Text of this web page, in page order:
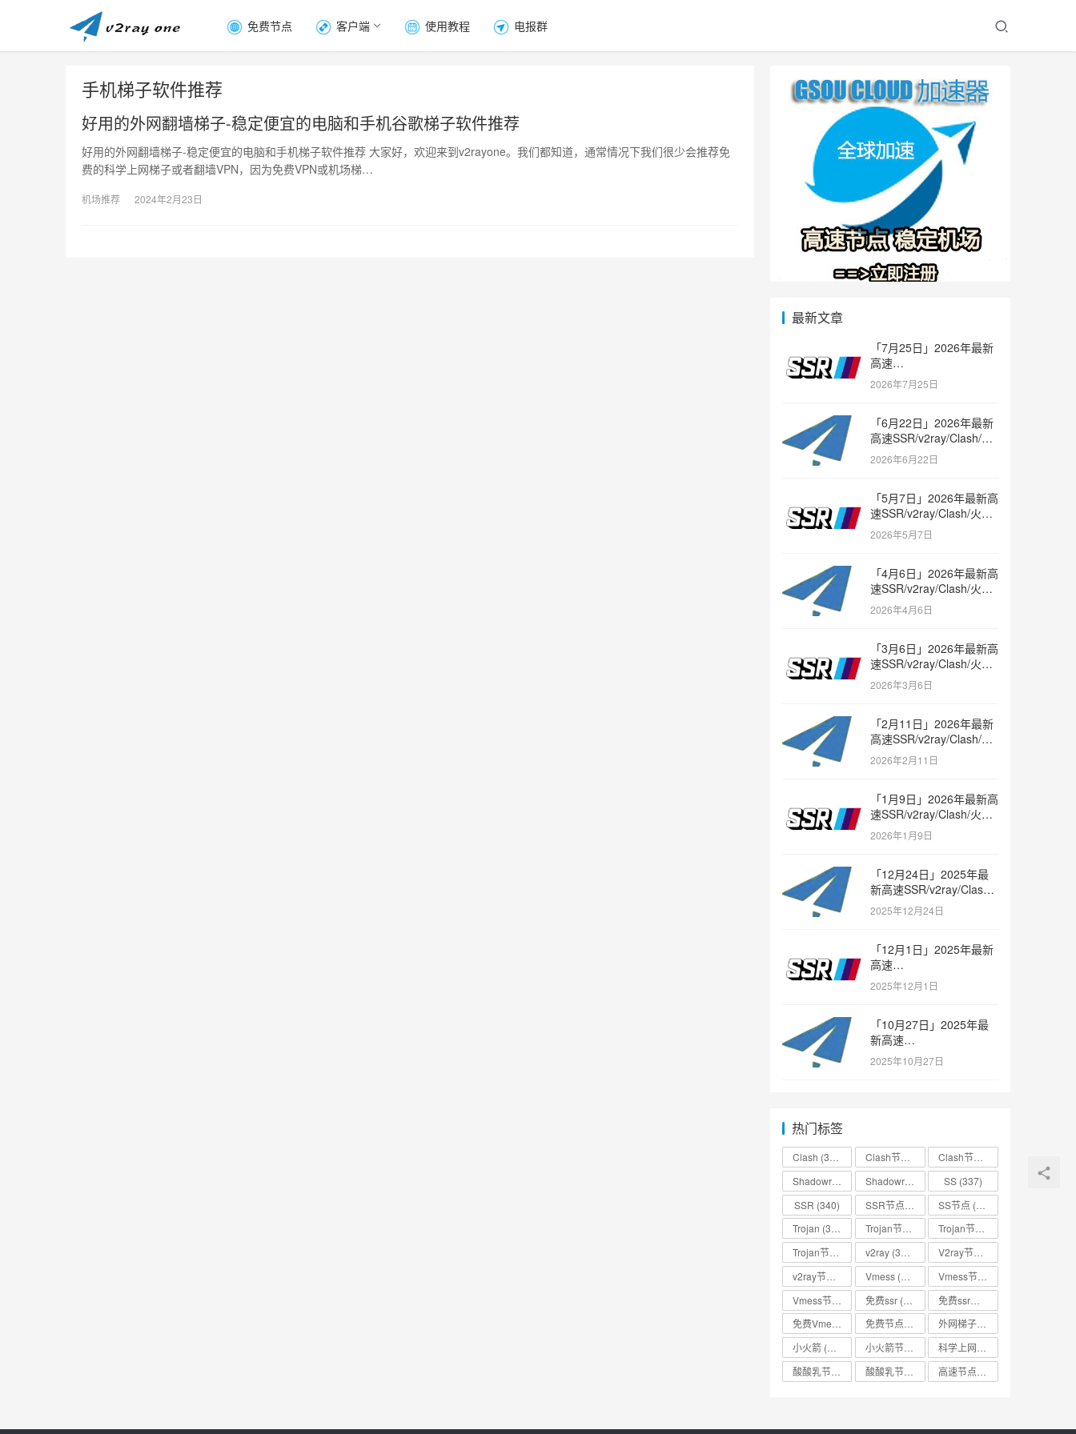
免费节点 客户端 使用教程 电报群
手机梯子软件推荐
好用的外网翻墙梯子-稳定便宜的电脑和手机谷歌梯子软件推荐
好用的外网翻墙梯子-稳定便宜的电脑和手机梯子软件推荐 大家好，欢迎来到v2rayone。我们都知道，通常情况下我们很少会推荐免
费的科学上网梯子或者翻墙VPN，因为免费VPN或机场梯…
机场推荐 2024年2月23日
最新文章
「7月25日」2026年最新
高速
SSR/v2ray/Clash/trojan
节点免费分享
2026年7月25日
「6月22日」2026年最新
高速SSR/v2ray/Clash/火
箭节点免费分享
2026年6月22日
「5月7日」2026年最新高
速SSR/v2ray/Clash/火箭
节点免费分享
2026年5月7日
「4月6日」2026年最新高
速SSR/v2ray/Clash/火箭
节点免费分享
2026年4月6日
「3月6日」2026年最新高
速SSR/v2ray/Clash/火箭
节点免费分享
2026年3月6日
「2月11日」2026年最新
高速SSR/v2ray/Clash/火
箭节点免费分享
2026年2月11日
「1月9日」2026年最新高
速SSR/v2ray/Clash/火箭
节点免费分享
2026年1月9日
「12月24日」2025年最
新高速SSR/v2ray/Clash/
火箭节点免费分享
2025年12月24日
「12月1日」2025年最新
高速
SSR/v2ray/Clash/trojan
节点免费分享
2025年12月1日
「10月27日」2025年最
新高速
SSR/v2ray/Clash/trojan
节点免费分享
2025年10月27日
热门标签
Clash (338)
(336) (333)
SS (337)
SSR (340) SS节点 (335)
Trojan (333)
(332)
v2ray (337)
(334)
Vmess (330)
(330)
免费ssr (318)
(330)
小火箭 (337) (334)
(318) (318)